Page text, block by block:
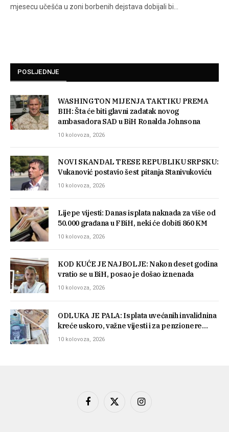
mjesecu učešća u zoni borbenih dejstava dobijali bi…
POSLJEDNJE
WASHINGTON MIJENJA TAKTIKU PREMA
BIH: Šta će biti glavni zadatak novog
ambasadora SAD u BiH Ronalda Johnsona
10 kolovoza, 2026
NOVI SKANDAL TRESE REPUBLIKU SRPSKU:
Vukanović postavio šest pitanja Stanivukoviću
10 kolovoza, 2026
Lijepe vijesti: Danas isplata naknada za više od
50.000 građana u FBiH, neki će dobiti 860 KM
10 kolovoza, 2026
KOD KUĆE JE NAJBOLJE: Nakon deset godina
vratio se u BiH, posao je došao iznenada
10 kolovoza, 2026
ODLUKA JE PALA: Isplata uvećanih invalidnina
kreće uskoro, važne vijesti i za penzionere…
10 kolovoza, 2026
Facebook
X
Instagram